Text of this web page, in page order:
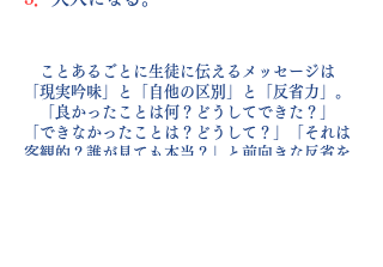
ことあるごとに生徒に伝えるメッセージは
「現実吟味」と「自他の区別」と「反省力」。
「良かったことは何？どうしてできた？」
「できなかったことは？どうして？」「それは
客観的？誰が見ても本当？」と前向きな反省を